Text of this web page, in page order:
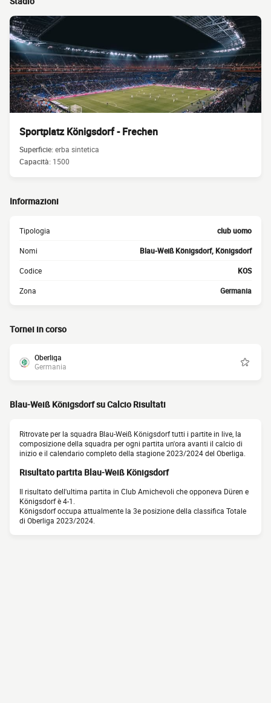
Sportplatz Königsdorf - Frechen
Superficie:erba sintetica
Capacità: 1500
Informazioni
Tipologia club uomo
Nomi Blau-Weiß Königsdorf, Königsdorf
Codice KOS
Zona Germania
Tornei in corso
Oberliga
Germania
Blau-Weiß Königsdorf su Calcio Risultati
Ritrovate per la squadra Blau-Weiß Königsdorf tutti i partite in live, la
composizione della squadra per ogni partita un'ora avanti il calcio di
inizio e il calendario completo della stagione 2023/2024 del Oberliga.
Risultato partita Blau-Weiß Königsdorf
Il risultato dell'ultima partita in Club Amichevoli che opponeva Düren e
Königsdorf è 4-1.
Königsdorf occupa attualmente la 3e posizione della classifica Totale
di Oberliga 2023/2024.